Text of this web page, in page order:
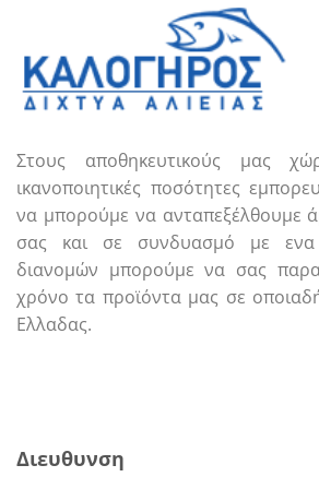
Στους αποθηκευτικούς μας
ικανοποιητικές ποσότητες
να μπορούμε να ανταπεξέλθουμε
σας και σε συνδυασμό με ενα
διανομών μπορούμε να σας
χρόνο τα προϊόντα μας σε
Ελλαδας.
Διευθυνση